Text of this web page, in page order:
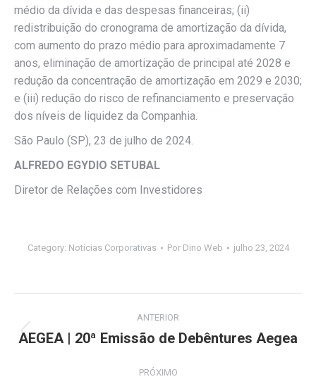
médio da dívida e das despesas financeiras; (ii)
redistribuição do cronograma de amortização da dívida,
com aumento do prazo médio para aproximadamente 7
anos, eliminação de amortização de principal até 2028 e
redução da concentração de amortização em 2029 e 2030;
e (iii) redução do risco de refinanciamento e preservação
dos níveis de liquidez da Companhia.
São Paulo (SP), 23 de julho de 2024.
ALFREDO EGYDIO SETUBAL
Diretor de Relações com Investidores
Category: Notícias Corporativas Por Dino Web julho 23, 2024
de
ANTERIOR
Post
AEGEA | 20ª Emissão de Debêntures Aegea
PRÓXIMO